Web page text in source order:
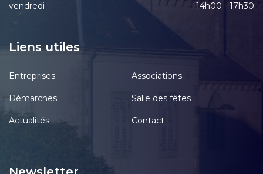
vendredi :
14h00 - 17h30
Liens utiles
Entreprises Associations
Démarches Salle des fêtes
Actualités Contact